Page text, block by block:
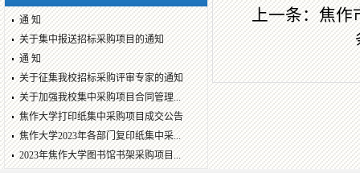
通 知
关于集中报送招标采购项目的通知
通 知
关于征集我校招标采购评审专家的通知
关于加强我校集中采购项目合同管理...
焦作大学打印纸集中采购项目成交公告
焦作大学2023年各部门复印纸集中采...
2023年焦作大学图书馆书架采购项目...
上一条：焦作